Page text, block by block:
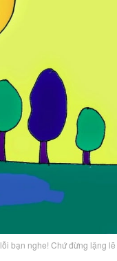
bạn nghe! Chứ đừng lặng lẽ